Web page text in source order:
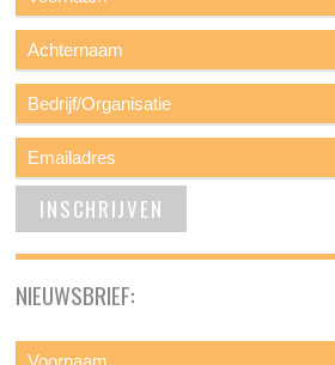
NIEUWSBRIEF: